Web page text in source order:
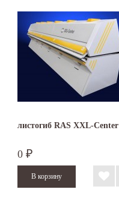
листогиб RAS XXL-Center
0 ₽